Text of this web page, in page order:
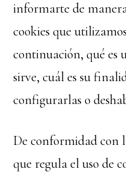
informarte de
cookies que
continuación, qué es
sirve, cuál es su
configurarlas o
De conformidad con
que regula el uso de